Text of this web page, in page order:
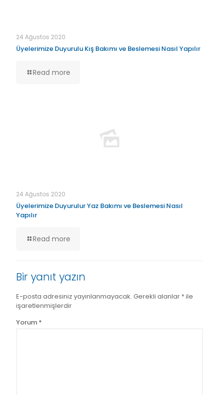
24 Ağustos 2020
Üyelerimize Duyurulu Kış Bakımı ve Beslemesi Nasıl Yapılır
Read more
24 Ağustos 2020
Üyelerimize Duyurulur Yaz Bakımı ve Beslemesi Nasıl
Yapılır
Read more
Bir yanıt yazın
E-posta adresiniz yayınlanmayacak. Gerekli alanlar *ile
işaretlenmişlerdir
Yorum *